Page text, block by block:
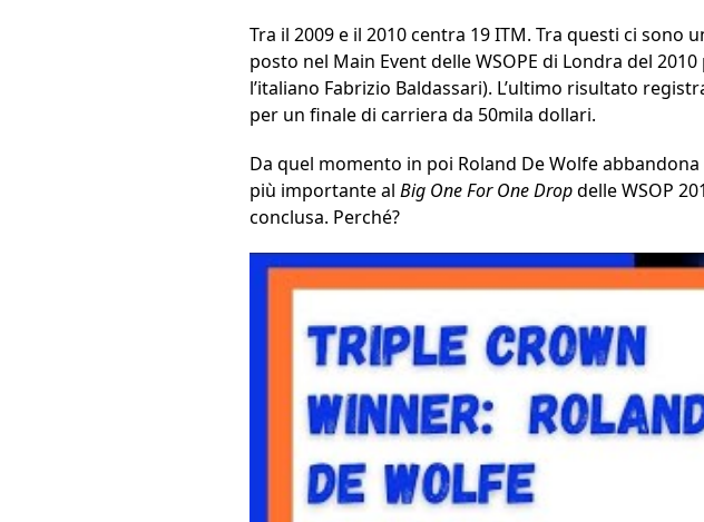
Tra il 2009 e il 2010 centra 19 ITM. Tra questi ci sono
posto nel Main Event delle WSOPE di Londra del
l’italiano Fabrizio Baldassari). L’ultimo risultato
per un finale di carriera da 50mila dollari.
Da quel momento in poi Roland De Wolfe
più importante al Big One For One Dropdelle WSOP
conclusa. Perché?